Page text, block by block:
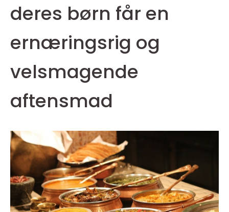
deres børn får en
ernæringsrig og
velsmagende
aftensmad